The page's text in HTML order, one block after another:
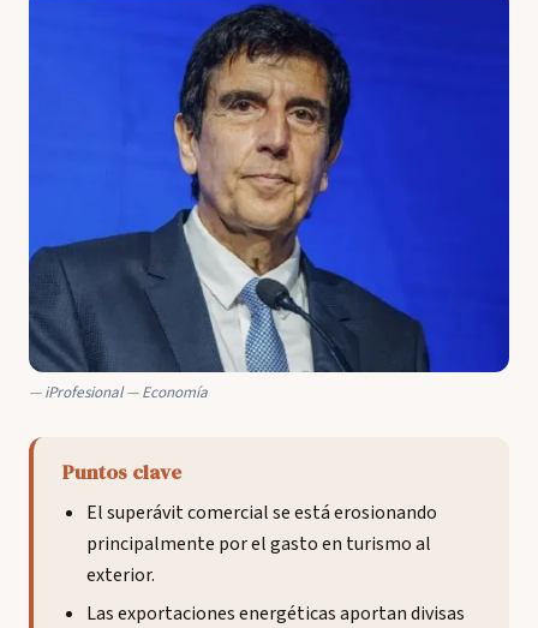
iProfesional — Economía
Puntos clave
El superávit comercial se está erosionando
principalmente por el gasto en turismo al
exterior.
Las exportaciones energéticas aportan divisas